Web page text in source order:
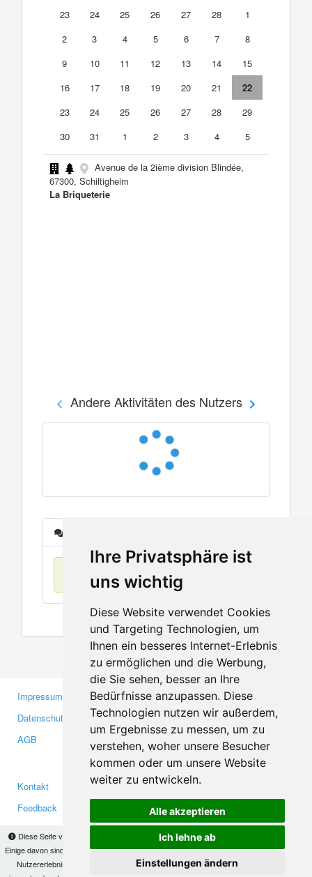
Ihre Privatsphäre ist
uns wichtig
Diese Website verwendet Cookies
und Targeting Technologien, um
Ihnen ein besseres Internet-Erlebnis
zu ermöglichen und die Werbung,
die Sie sehen, besser an Ihre
Bedürfnisse anzupassen. Diese
Technologien nutzen wir außerdem,
um Ergebnisse zu messen, um zu
verstehen, woher unsere Besucher
kommen oder um unsere Website
weiter zu entwickeln.
Alle akzeptieren
Ich lehne ab
Einstellungen ändern
Diese Seite verwendet Cookies, um Informationen auf Ihrem Computer zu speichern.
Einige davon sind notwendig, damit unsere Seite funktioniert, andere helfen uns dabei, das
Nutzererlebnis zu verbessern. Mit der Nutzung dieser Seite erklären Sie sich damit
23
24 25 26 27 28
1
2
3 4 5 6 7
8
9
10 11 12 13 14
15
16
17 18 19 20 21
22
23
24 25 26 27 28
29
30
31 1 2 3 4 5
Avenue de la 2ième division Blindée,
67300, Schiltigheim
La Briqueterie
Andere Aktivitäten des Nutzers
Keine Einträge
Impressum
Datenschutzerklärung
AGB
Gewerbetreibende
Investoren
Medien
Kontakt
Feedback
Facebook
Twitter
YouTube
Google+